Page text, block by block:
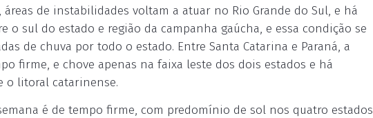
de instabilidades voltam a atuar no Rio Grande do Sul, e há
o sul do estado e região da campanha gaúcha, e essa condição se
de chuva por todo o estado. Entre Santa Catarina e Paraná, a
firme, e chove apenas na faixa leste dos dois estados e há
o litoral catarinense.
é de tempo firme, com predomínio de sol nos quatro estados